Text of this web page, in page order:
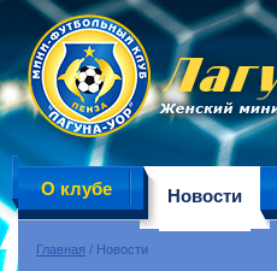
О клубе Новости
Главная / Новости